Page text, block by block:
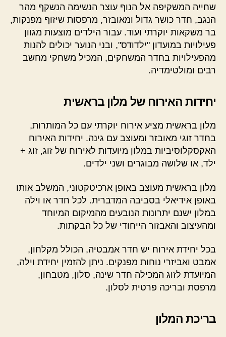
שחייה המשקיפה אל הנוף עוצר הנשימה הנשקף מהר
הנגב, חדר כושר גדול ומאובזר, מרפסות שיזוף מפנקות,
בר משקאות יוקרתי ועוד. עבור הילדים מוצעות מגוון
פעילויות במועדון "ילדודס", ובני הנוער יכולים להנות
מהפעילויות בחדר המשחקים, המכיל משחקי מחשב
רבים ומולטימדיה.
יחידות האירוח של מלון בראשית
מלון בראשית מציע אירוח יוקרתי עם כל המותרות,
בחדר זוגי מאובזר ומעוצב עם גינה. יחידות האירוח
האקסקלוסיביות במלון מיועדות לאירוח של זוג, זוג +
ילד, או שלושה מבוגרים ושני ילדים.
מלון בראשית מעוצב באופן ארכיטקטוני, המשלב אותו
באופן אידיאלי בסביבה המדברית. לכל חדר או וילה
במלון ישנם יתרונות הנובעים מהמיקום המיוחד
ומהעיצוב והאבזור הייחודי של כל הבקתות.
בכל יחידת אירוח יש חדר אמבטיה, הכולל מקלחון,
אמבט ואביזרי נוחות מפנקים. ניתן להזמין יחידת וילה,
המיועדת לזוג המכילה חדר שינה, סלון, מטבחון,
מרפסת ובריכה פרטית לסלון.
בריכת המלון